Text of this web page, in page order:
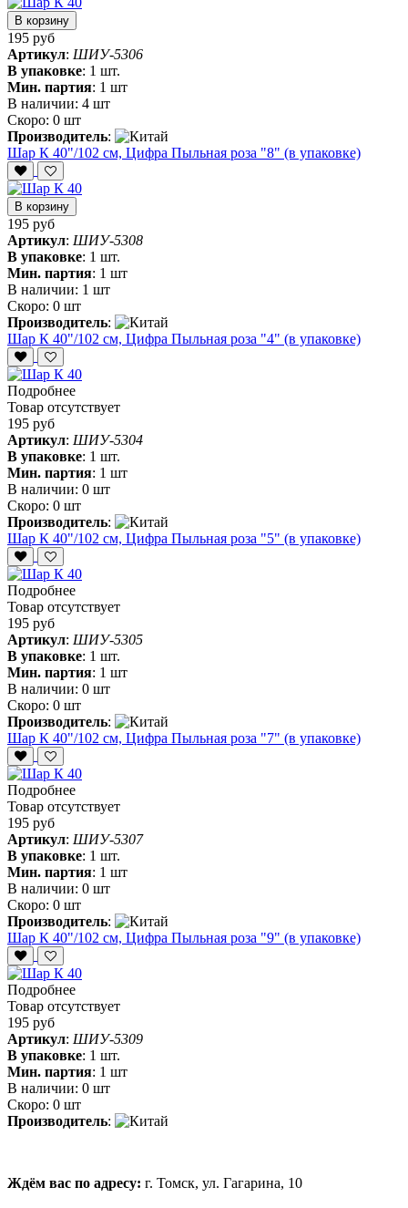
В корзину
195 руб
Артикул: ШИУ-5306
В упаковке: 1 шт.
Мин. партия: 1 шт
В наличии: 4 шт
Скоро: 0 шт
Производитель:
Шар К 40"/102 см, Цифра Пыльная роза "8" (в упаковке)
В корзину
195 руб
Артикул: ШИУ-5308
В упаковке: 1 шт.
Мин. партия: 1 шт
В наличии: 1 шт
Скоро: 0 шт
Производитель:
Шар К 40"/102 см, Цифра Пыльная роза "4" (в упаковке)
Подробнее
Товар отсутствует
195 руб
Артикул: ШИУ-5304
В упаковке: 1 шт.
Мин. партия: 1 шт
В наличии: 0 шт
Скоро: 0 шт
Производитель:
Шар К 40"/102 см, Цифра Пыльная роза "5" (в упаковке)
Подробнее
Товар отсутствует
195 руб
Артикул: ШИУ-5305
В упаковке: 1 шт.
Мин. партия: 1 шт
В наличии: 0 шт
Скоро: 0 шт
Производитель:
Шар К 40"/102 см, Цифра Пыльная роза "7" (в упаковке)
Подробнее
Товар отсутствует
195 руб
Артикул: ШИУ-5307
В упаковке: 1 шт.
Мин. партия: 1 шт
В наличии: 0 шт
Скоро: 0 шт
Производитель:
Шар К 40"/102 см, Цифра Пыльная роза "9" (в упаковке)
Подробнее
Товар отсутствует
195 руб
Артикул: ШИУ-5309
В упаковке: 1 шт.
Мин. партия: 1 шт
В наличии: 0 шт
Скоро: 0 шт
Производитель:
Ждём вас по адресу: г. Томск, ул. Гагарина, 10